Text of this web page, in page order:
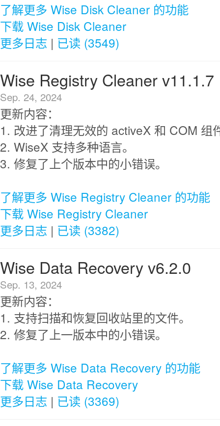
了解更多 Wise Disk Cleaner 的功能
下载 Wise Disk Cleaner
更多日志 | 已读 (3549)
Wise Registry Cleaner v11.1.7
Sep. 24, 2024
更新内容：
1. 改进了清理无效的 activeX 和 COM 组
2. WiseX 支持多种语言。
3. 修复了上个版本中的小错误。
了解更多 Wise Registry Cleaner 的功能
下载 Wise Registry Cleaner
更多日志 | 已读 (3382)
Wise Data Recovery v6.2.0
Sep. 13, 2024
更新内容：
1. 支持扫描和恢复回收站里的文件。
2. 修复了上一版本中的小错误。
了解更多 Wise Data Recovery 的功能
下载 Wise Data Recovery
更多日志 | 已读 (3369)